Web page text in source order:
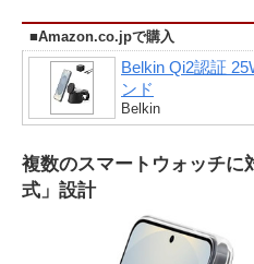
■Amazon.co.jpで購入
Belkin Qi2認証
ンド
Belkin
複数のスマートウォッチに
式」設計